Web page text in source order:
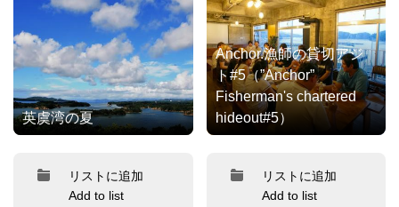
英虞湾の夏
リストに追加
Add to list
Anchor.漁師の貸切アジ
ト#5（”Anchor”
Fisherman's chartered
hideout#5）
リストに追加
Add to list